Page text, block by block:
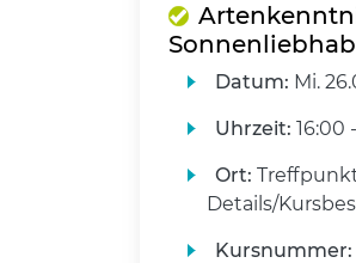
Datum: Mi.
Uhrzeit: 16:00
Ort:
Details/
Kursnummer: